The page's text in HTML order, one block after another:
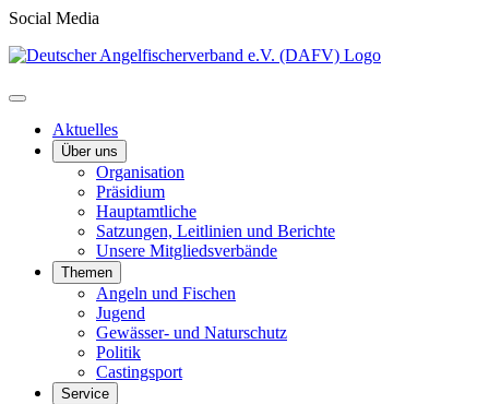
Social Media
Aktuelles
Über uns
Organisation
Präsidium
Hauptamtliche
Satzungen, Leitlinien und Berichte
Unsere Mitgliedsverbände
Themen
Angeln und Fischen
Jugend
Gewässer- und Naturschutz
Politik
Castingsport
Service